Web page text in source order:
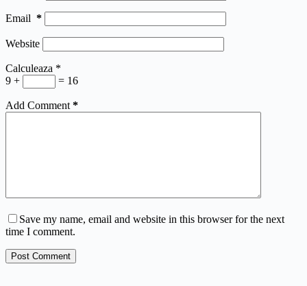
Email *
Website
Calculeaza *
9 +
= 16
Add Comment *
Save my name, email and website in this browser for the next
time I comment.
Post Comment